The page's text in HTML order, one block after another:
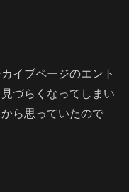
イブページのエント
づらくなってしまい
ら思っていたので